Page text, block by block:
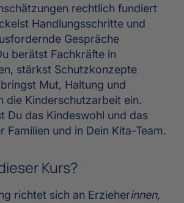
rechtlich fundiert
Handlungsschritte und
Gespräche
berätst Fachkräfte in
stärkst Schutzkonzepte
Mut, Haltung und
die Kinderschutzarbeit ein.
Du das Kindeswohl und das
Familien und in Dein Kita-Team.
Kurs?
richtet sich an Erzieherinnen,